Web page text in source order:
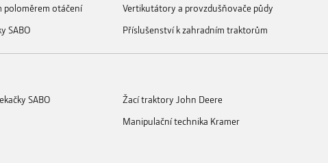
poloměrem otáčení Vertikutátory a provzdušňovače půdy
SABO Příslušenství k zahradním traktorům
SABO Žací traktory John Deere
Manipulační technika Kramer